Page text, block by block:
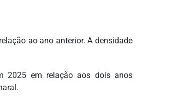
ao ano anterior. A densidade
2025 em relação aos dois anos